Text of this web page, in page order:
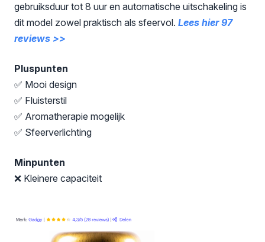
gebruiksduur tot 8 uur en automatische uitschakeling is
dit model zowel praktisch als sfeervol. Lees hier 97
reviews >>
Pluspunten
✅ Mooi design
✅ Fluisterstil
✅ Aromatherapie mogelijk
✅ Sfeerverlichting
Minpunten
❌ Kleinere capaciteit